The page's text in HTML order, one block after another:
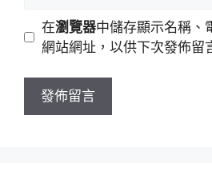
址
站
址
在瀏覽器中儲存顯示名稱、
網站網址，以供下次發佈留